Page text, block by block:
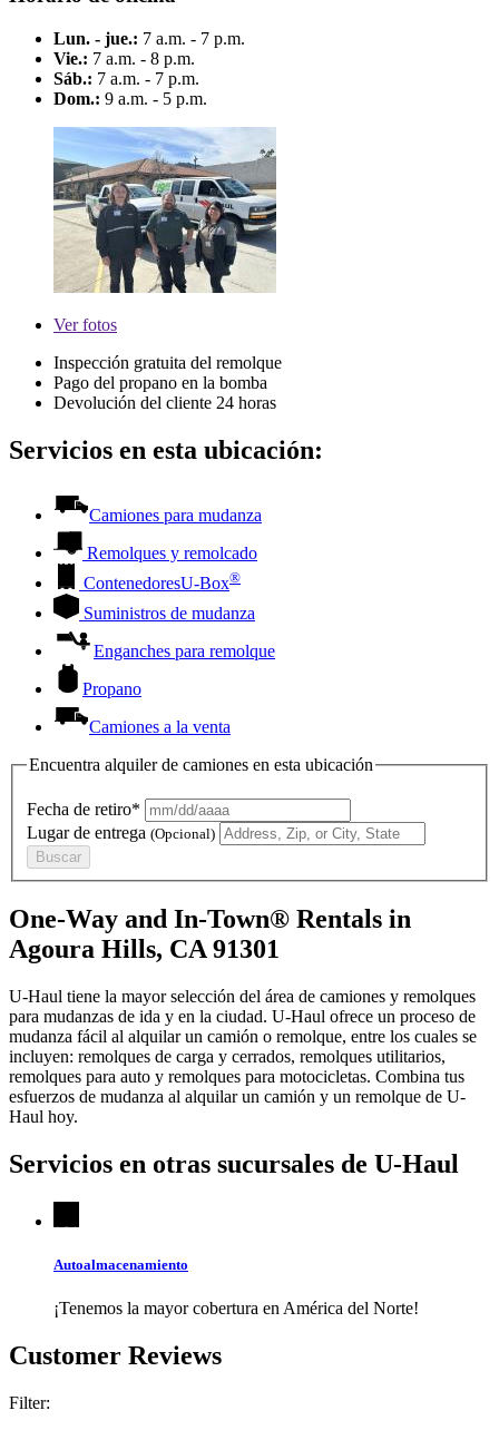
Lun. - jue.: 7 a.m. - 7 p.m.
Vie.: 7 a.m. - 8 p.m.
Sáb.: 7 a.m. - 7 p.m.
Dom.: 9 a.m. - 5 p.m.
Verfotos
Inspección gratuita del remolque
Pago del propano en la bomba
Devolución del cliente 24 horas
Servicios en esta ubicación:
Camiones para mudanza
Remolques y remolcado
ContenedoresU-Box®
Suministros de mudanza
Enganches para remolque
Propano
Camiones a la venta
Encuentra alquiler de camiones en esta ubicación
Fecha de retiro*
Lugar de entrega (Opcional)
Buscar
One-Way and In-Town® Rentals in
Agoura Hills, CA 91301
U-Haul tiene la mayor selección del área de camiones y remolques
para mudanzas de ida y en la ciudad. U-Haul ofrece un proceso de
mudanza fácil al alquilar un camión o remolque, entre los cuales se
incluyen: remolques de carga y cerrados, remolques utilitarios,
remolques para auto y remolques para motocicletas. Combina tus
esfuerzos de mudanza al alquilar un camión y un remolque de U-
Haul hoy.
Servicios en otras sucursales de U-Haul
Autoalmacenamiento
¡Tenemos la mayor cobertura en América del Norte!
Customer Reviews
Filter: